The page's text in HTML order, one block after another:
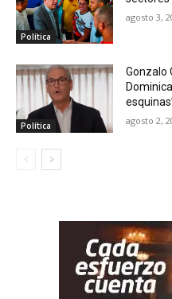
Política
agosto 3,
Política
Gonzalo
agosto 2,